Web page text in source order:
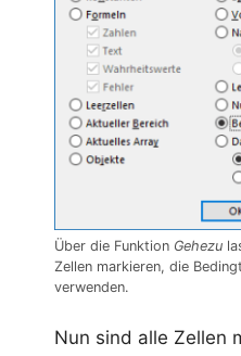
Über die Funktion Gehezu
Zellen markieren, die
verwenden.
Nun sind alle Zellen